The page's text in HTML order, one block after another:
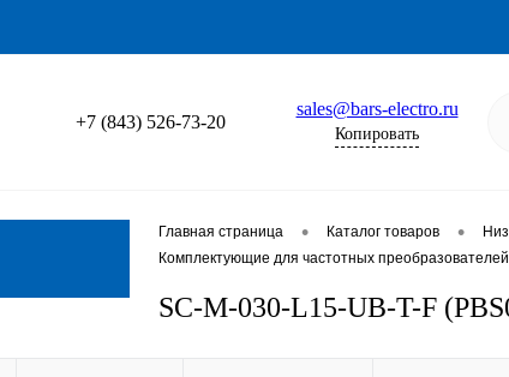
+7 (843) 526-73-20
sales@bars-electro.ru
Копировать
Главная страница • Каталог товаров •
Комплектующие для частотных преобразователей
SC-M-030-L15-UB-T-F